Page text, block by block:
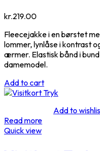
kr.219.00
Fleecejakke i en børstet
lommer, lynlåse i kontrast
ærmer. Elastisk bånd i
damemodel.
Add to cart
Add to
Read more
Quick view